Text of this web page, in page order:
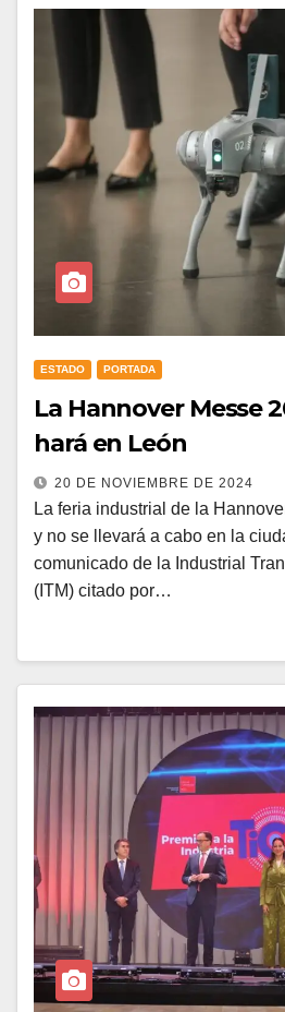
ESTADO PORTADA
La Hannover Messe
hará en León
20 DE NOVIEMBRE DE 2024
La feria industrial de la
y no se llevará a cabo en la
comunicado de la Industrial
(ITM) citado por…